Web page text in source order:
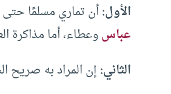
الأول:أن تماري مسلمًا
عباسوعطاء، أما مذاكرة
الثاني:إن المراد به صريح